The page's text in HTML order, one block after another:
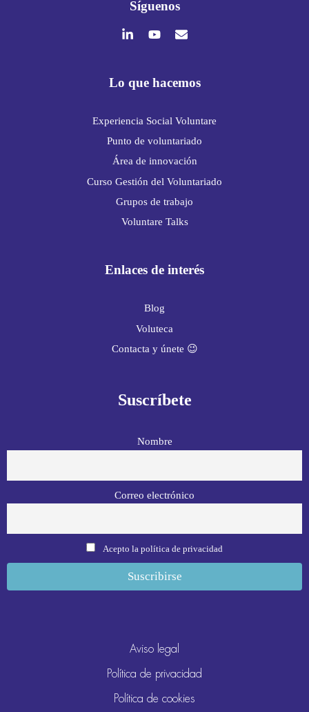
Síguenos
Lo que hacemos
Experiencia Social Voluntare
Punto de voluntariado
Área de innovación
Curso Gestión del Voluntariado
Grupos de trabajo
Voluntare Talks
Enlaces de interés
Blog
Voluteca
Contacta y únete 😉
Suscríbete
Nombre
Correo electrónico
Acepto la política de privacidad
Aviso legal
Política de privacidad
Política de cookies